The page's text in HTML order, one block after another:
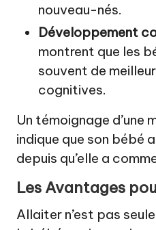
nouveau-nés.
Développement
montrent que les
souvent de
cognitives.
Un témoignage d’une
indique que son bébé
depuis qu’elle a
Les Avantages
Allaiter n’est pas